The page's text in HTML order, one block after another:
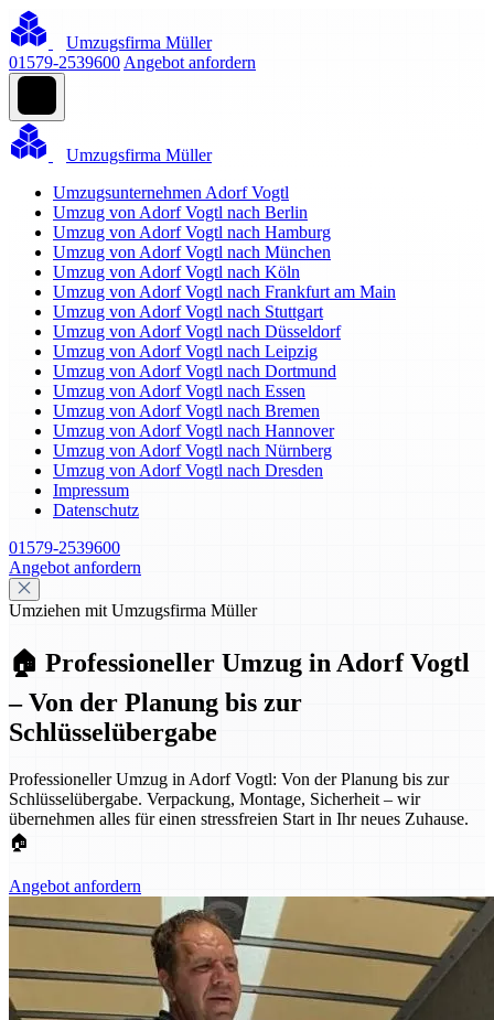
Umzugsfirma Müller
01579-2539600 Angebot anfordern
Umzugsfirma Müller
Umzugsunternehmen Adorf Vogtl
Umzug von Adorf Vogtl nach Berlin
Umzug von Adorf Vogtl nach Hamburg
Umzug von Adorf Vogtl nach München
Umzug von Adorf Vogtl nach Köln
Umzug von Adorf Vogtl nach Frankfurt am Main
Umzug von Adorf Vogtl nach Stuttgart
Umzug von Adorf Vogtl nach Düsseldorf
Umzug von Adorf Vogtl nach Leipzig
Umzug von Adorf Vogtl nach Dortmund
Umzug von Adorf Vogtl nach Essen
Umzug von Adorf Vogtl nach Bremen
Umzug von Adorf Vogtl nach Hannover
Umzug von Adorf Vogtl nach Nürnberg
Umzug von Adorf Vogtl nach Dresden
Impressum
Datenschutz
01579-2539600
Angebot anfordern
Umziehen mit Umzugsfirma Müller
🏠 Professioneller Umzug in Adorf Vogtl
– Von der Planung bis zur
Schlüsselübergabe
Professioneller Umzug in Adorf Vogtl: Von der Planung bis zur
Schlüsselübergabe. Verpackung, Montage, Sicherheit – wir
übernehmen alles für einen stressfreien Start in Ihr neues Zuhause.
🏠
Angebot anfordern